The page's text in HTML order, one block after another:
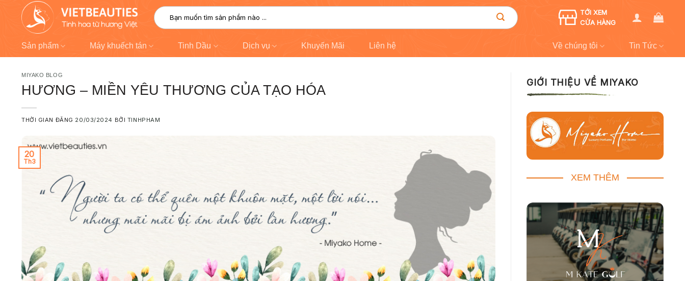
Chuyển
Tìm
kiếm:
TỚI XEM
CỬA HÀNG
Sản phẩm Máy khuếch tán Tinh Dầu Dịch vụ Khuyến Mãi Liên hệ Về chúng tôi Tin Tức
MIYAKO BLOG
HƯƠNG – MIỀN YÊU THƯƠNG CỦA TẠO HÓA
THỜI GIAN ĐĂNG 20/03/2024 BỞI TINHPHAM
20
Th3
GIỚI THIỆU VỀ MIYAKO
XEM THÊM
modal-check